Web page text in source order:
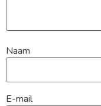
Naam
E-mail